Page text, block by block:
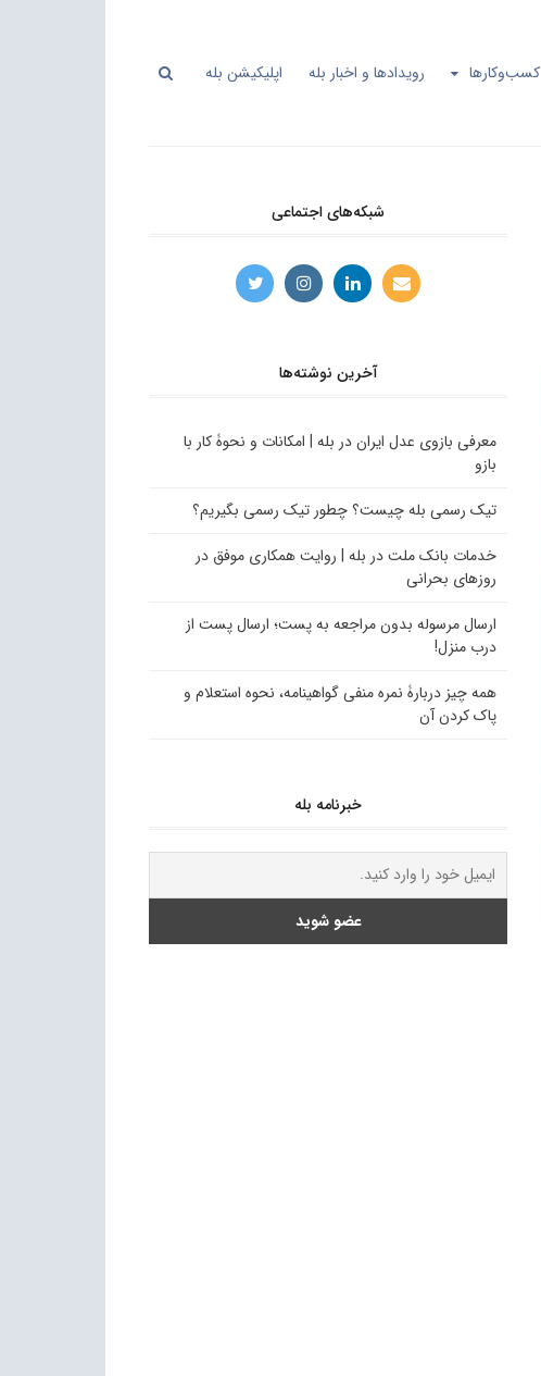
کسب‌وکارها رویدادها و اخبار بله اپلیکیشن بله
شبکه‌های اجتماعی
آخرین نوشته‌ها
معرفی بازوی عدل ایران در بله | امکانات و نحوۀ کار با
بازو
تیک رسمی بله چیست؟ چطور تیک رسمی بگیریم؟
خدمات بانک ملت در بله | روایت همکاری موفق در
روزهای بحرانی
ارسال مرسوله بدون مراجعه به پست؛ ارسال پست از
درب منزل!
همه چیز دربارۀ نمره منفی گواهینامه، نحوه استعلام و
پاک کردن آن
خبرنامه بله